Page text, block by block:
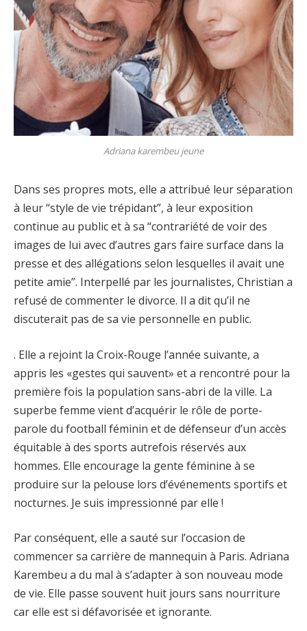
Adriana karembeu jeune
Dans ses propres mots, elle a attribué leur séparation
à leur “style de vie trépidant”, à leur exposition
continue au public et à sa “contrariété de voir des
images de lui avec d’autres gars faire surface dans la
presse et des allégations selon lesquelles il avait une
petite amie”. Interpellé par les journalistes, Christian a
refusé de commenter le divorce. Il a dit qu’il ne
discuterait pas de sa vie personnelle en public.
. Elle a rejoint la Croix-Rouge l’année suivante, a
appris les «gestes qui sauvent» et a rencontré pour la
première fois la population sans-abri de la ville. La
superbe femme vient d’acquérir le rôle de porte-
parole du football féminin et de défenseur d’un accès
équitable à des sports autrefois réservés aux
hommes. Elle encourage la gente féminine à se
produire sur la pelouse lors d’événements sportifs et
nocturnes. Je suis impressionné par elle !
Par conséquent, elle a sauté sur l’occasion de
commencer sa carrière de mannequin à Paris. Adriana
Karembeu a du mal à s’adapter à son nouveau mode
de vie. Elle passe souvent huit jours sans nourriture
car elle est si défavorisée et ignorante.